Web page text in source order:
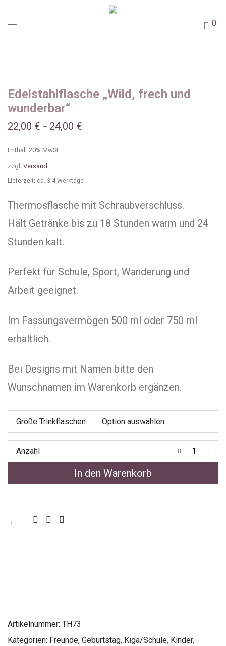
0
Edelstahlflasche „Wild, frech und
wunderbar“
22,00 € – 24,00 €
Enthält 20% MwSt.
zzgl. Versand
Lieferzeit: ca. 3-4 Werktage
Thermosflasche mit Schraubverschluss.
Hält Getränke bis zu 18 Stunden warm und 24
Stunden kalt.
Perfekt für Schule, Sport, Wanderung und
Arbeit geeignet.
Im Fassungsvermögen 500 ml oder 750 ml
erhältlich.
Bei Designs mit Namen bitte den
Wunschnamen im Warenkorb ergänzen.
Größe Trinkflaschen
Anzahl
In den Warenkorb
Artikelnummer: TH73
Kategorien: Freunde, Geburtstag, Kiga/Schule, Kinder,